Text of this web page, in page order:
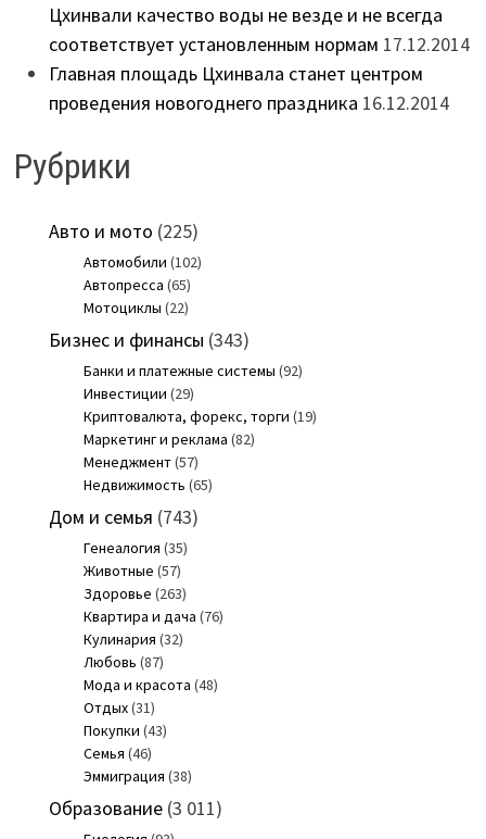
Цхинвали качество воды не везде и не всегда
соответствует установленным нормам 17.12.2014
Главная площадь Цхинвала станет центром
проведения новогоднего праздника 16.12.2014
Рубрики
Авто и мото (225)
Автомобили (102)
Автопресса (65)
Мотоциклы (22)
Бизнес и финансы (343)
Банки и платежные системы (92)
Инвестиции (29)
Криптовалюта, форекс, торги (19)
Маркетинг и реклама (82)
Менеджмент(57)
Недвижимость (65)
Дом и семья (743)
Генеалогия (35)
Животные (57)
Здоровье (263)
Квартира и дача (76)
Кулинария (32)
Любовь (87)
Мода и красота (48)
Отдых(31)
Покупки (43)
Семья (46)
Эммиграция (38)
Образование(3 011)